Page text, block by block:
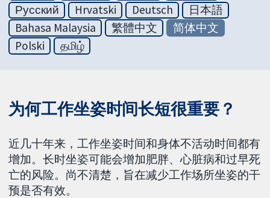
Русский
Hrvatski Deutsch
日本語
Bahasa Malaysia
繁體中文
简体中文
Polski
தமிழ்
为何工作坐姿时间长短很重要？
近几十年来，工作坐姿时间和身体不活动时间都有
增加。长时坐姿可能会增加肥胖、心脏病和过早死
亡的风险。尚不清楚，旨在减少工作场所坐姿的干
预是否有效。